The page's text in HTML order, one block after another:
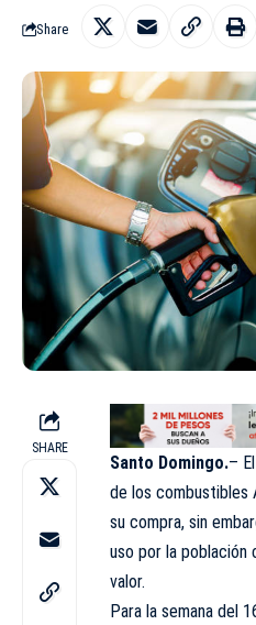
Share
SHARE
Santo Domingo.–
de los combustibles
su compra, sin
uso por la población
valor.
Para la semana del